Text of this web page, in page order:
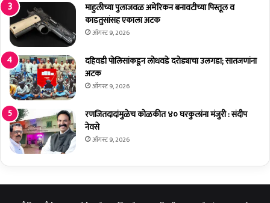
माहुलीच्या पुलाजवळ अमेरिकन बनावटीच्या पिस्तूल व
काडतुसांसह एकाला अटक
ऑगस्ट 9, 2026
दहिवडी पोलिसांकडून लोधवडे दरोड्याचा उलगडा; सातजणांना
अटक
ऑगस्ट 9, 2026
रणजितदादांमुळेच कोळकीत ४० घरकुलांना मंजुरी : संदीप
नेवसे
ऑगस्ट 9, 2026